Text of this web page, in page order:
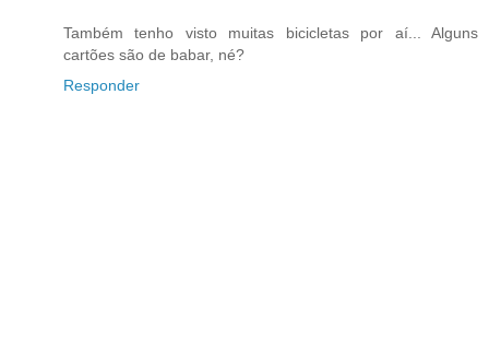
Também tenho visto muitas bicicletas por aí... Alguns
cartões são de babar, né?
Responder